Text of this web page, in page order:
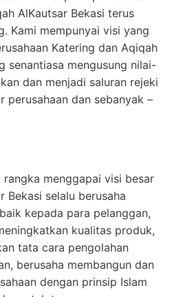
AlKautsar Bekasi terus
Kami mempunyai visi yang
Katering dan Aqiqah
senantiasa mengusung nilai-
dan menjadi saluran rejeki
perusahaan dan sebanyak –
menggapai visi besar
Bekasi selalu berusaha
kepada para pelanggan,
kualitas produk,
tata cara pengolahan
berusaha membangun dan
dengan prinsip Islam